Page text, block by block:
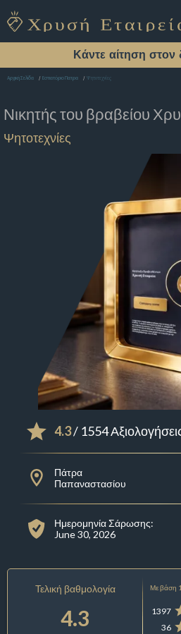
Κάντε αίτηση στον
Αρχική Σελίδα Εστιατόριο Πατρα Ψητοτεχνίες
Νικητής του βραβείου
Ψητοτεχνίες
4.3/ 1554
Πάτρα
Παπαναστασίου
Ημερομηνία Σάρωσης:
June 30, 2026
Τελική βαθμολογία
4.3
Με βάση
1397
36